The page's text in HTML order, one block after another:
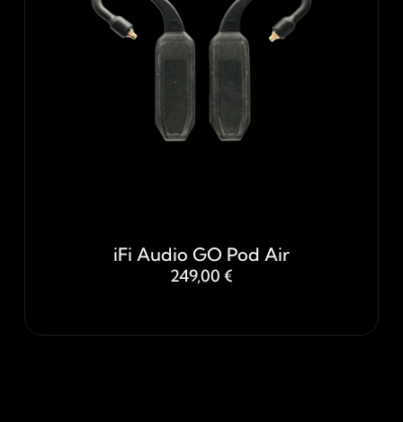
iFi Audio GO Pod Air
249,00 €